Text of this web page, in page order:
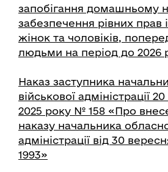
запобігання домашньому
забезпечення рівних прав
жінок та чоловіків,
людьми на період до 2026
Наказ заступника
військової адміністрації
2025 року № 158 «Про
наказу начальника
адміністрації від 30
1993»